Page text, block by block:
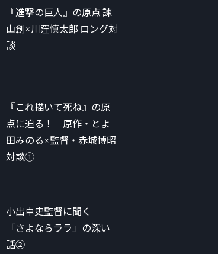
『進撃の巨人』の原点 諫
山創×川窪慎太郎 ロング対
談
『これ描いて死ね』の原
点に迫る！ 原作・とよ
田みのる×監督・赤城博昭
対談①
小出卓史監督に聞く
「さよならララ」の深い
話②